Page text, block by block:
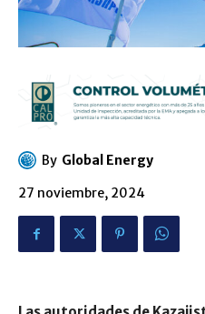
By Global Energy
27 noviembre, 2024